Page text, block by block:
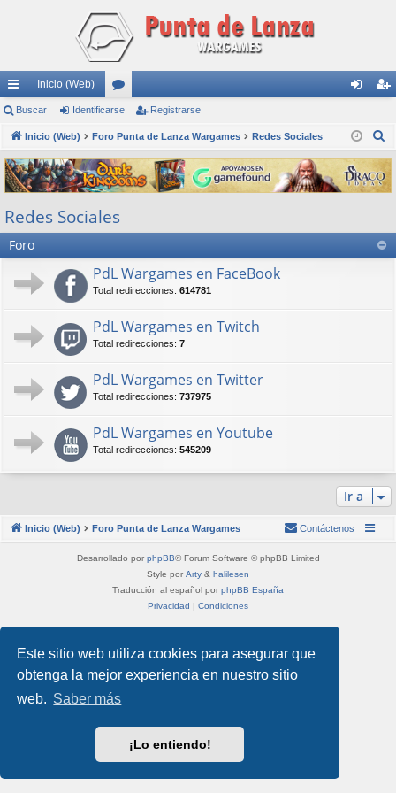
Este sitio web utiliza cookies para asegurar que
obtenga la mejor experiencia en nuestro sitio
web. Saber más
¡Lo entiendo!
nl
ac
es
rá
pi
do
Inicio (Web)
or
os nti
fic
ar
ist
ra
rs
Buscar Identificarse Registrarse
Inicio (Web) Foro Punta de Lanza Wargames Redes Sociales
s
c
r
Redes Sociales
Foro
PdL Wargames en FaceBook
Total redirecciones: 614781
PdL Wargames en Twitch
Total redirecciones: 7
PdL Wargames en Twitter
Total redirecciones: 737975
PdL Wargames en Youtube
Total redirecciones: 545209
Ir a
Inicio (Web) Foro Punta de Lanza Wargames Contáctenos
Desarrollado por phpBB® Forum Software © phpBB Limited
Style por Arty & halilesen
Traducción al español por phpBB España
Privacidad | Condiciones